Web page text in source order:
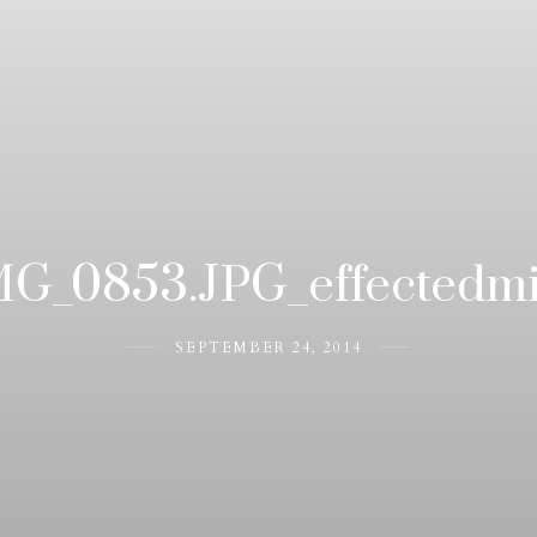
SEPTEMBER 24, 2014